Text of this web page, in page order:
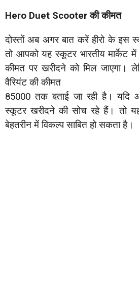
Hero Duet Scooter की कीमत
दोस्तों अब अगर बात करें हीरो के इस
तो आपको यह स्कूटर भारतीय मार्केट
कीमत पर खरीदने को मिल जाएगा।
वैरियंट की कीमत
₹85000 तक बताई जा रही है।
स्कूटर खरीदने की सोच रहे हैं। तो
बेहतरीन में विकल्प साबित हो सकता है।